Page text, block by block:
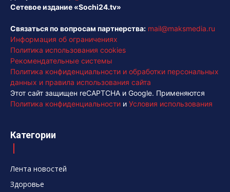
Сетевое издание «Sochi24.tv»
Связаться по вопросам партнерства: mail@maksmedia.ru
Информация об ограничениях
Политика использования cookies
Рекомендательные системы
Политика конфиденциальности и обработки персональных
данных и правила использования сайта
Этот сайт защищен reCAPTCHA и Google. Применяются
Политика конфиденциальности и Условия использования
Категории
Лента новостей
Здоровье